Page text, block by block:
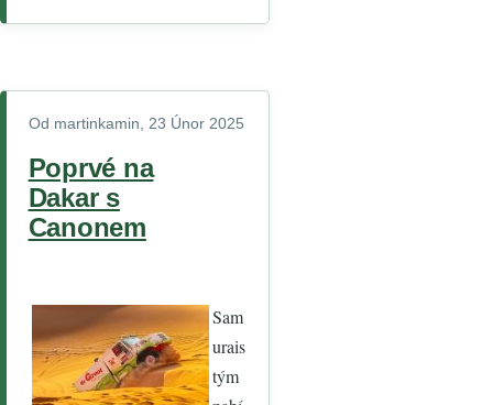
Od martinkamin , 23 Únor 2025
Poprvé na
Dakar s
Canonem
Sam
urais
tým